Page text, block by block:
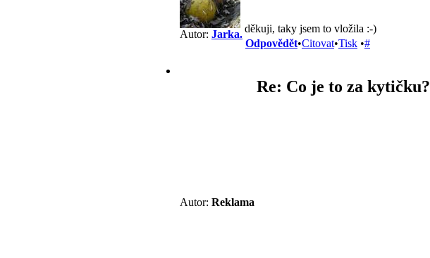
Autor: Jarka.děkuji, taky jsem to vložila :-)
Odpovědět•Citovat•Tisk •#
Autor: Reklama
Re: Co je to za kytičku?